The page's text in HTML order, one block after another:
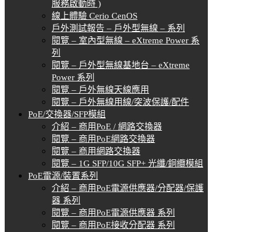
服務啟動時 )
線上體驗 Cerio CenOS
戶外測試報告 – 戶外型無線 – 系列
閱覽 – 室內型無線 – eXtreme Power 系
列
閱覽 – 戶外型無線基地台 – eXtreme
Power 系列
閱覽 – 戶外無線天線應用
閱覽 – 戶外無線用線/突波保護/配件
PoE/交換器/SFP模組
介紹 – 商用PoE / 網路交換器
閱覽 – 商用PoE網路交換器
閱覽 – 商用網路交換器
閱覽 – 1G SFP/10G SFP+ 光纖/銅纜模組
PoE電源/裝置系列
介紹 – 商用PoE電源供應器/分配器/保護
器 系列
閱覽 – 商用PoE電源供應器 系列
閱覽 – 商用PoE接收分配器 系列